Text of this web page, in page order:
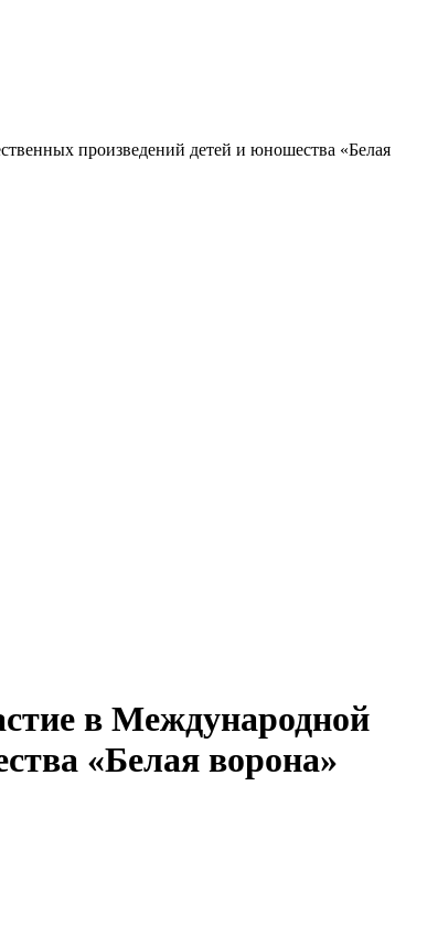
произведений детей и юношества «Белая
в Международной
«Белая ворона»